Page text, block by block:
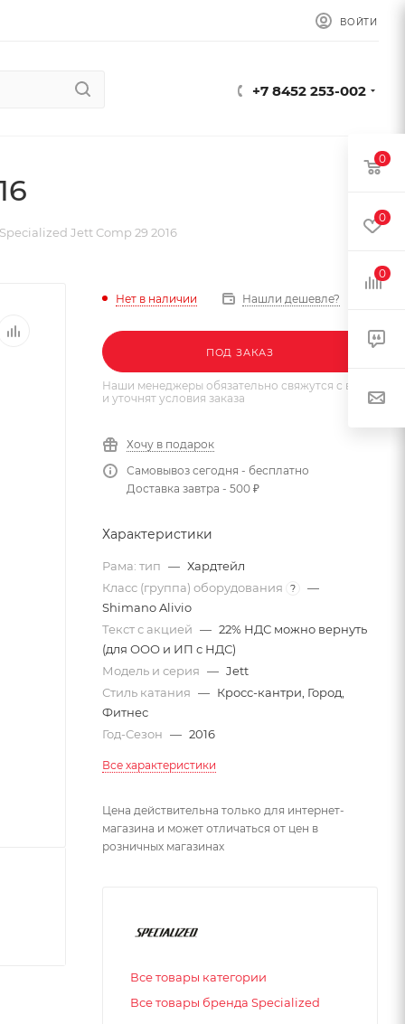
ВОЙТИ
+7 8452 253-002
Jett Comp 29 2016
Нет в наличии Нашли дешевле?
ПОД ЗАКАЗ
Наши менеджеры обязательно свяжутся с вами
и уточнят условия заказа
Хочу в подарок
Самовывоз сегодня - бесплатно
Доставка завтра - 500 ₽
Характеристики
Рама: тип — Хардтейл
Класс (группа) оборудования
?
—
Shimano Alivio
Текст с акцией — 22% НДС можно вернуть
(для ООО и ИП с НДС)
Модель и серия — Jett
Стиль катания — Кросс-кантри, Город,
Фитнес
Год-Сезон — 2016
Все характеристики
Цена действительна только для интернет-
магазина и может отличаться от цен в
розничных магазинах
Все товары категории
Все товары бренда Specialized
0
0
0